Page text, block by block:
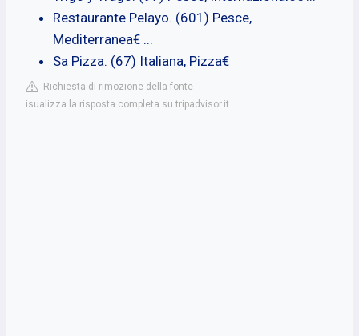
Restaurante Pelayo. (601) Pesce,
Mediterranea€ ...
Sa Pizza. (67) Italiana, Pizza€
Richiesta di rimozione della fonte
isualizza la risposta completa su tripadvisor.it